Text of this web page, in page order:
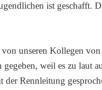
ist geschafft.
unseren Kollegen
gegeben, weil es zu laut
der Rennleitung